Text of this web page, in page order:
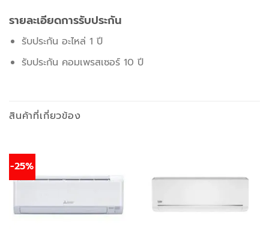
รายละเอียดการรับประกัน
รับประกัน อะไหล่ 1 ปี
รับประกัน คอมเพรสเซอร์ 10 ปี
สินค้าที่เกี่ยวข้อง
-25%